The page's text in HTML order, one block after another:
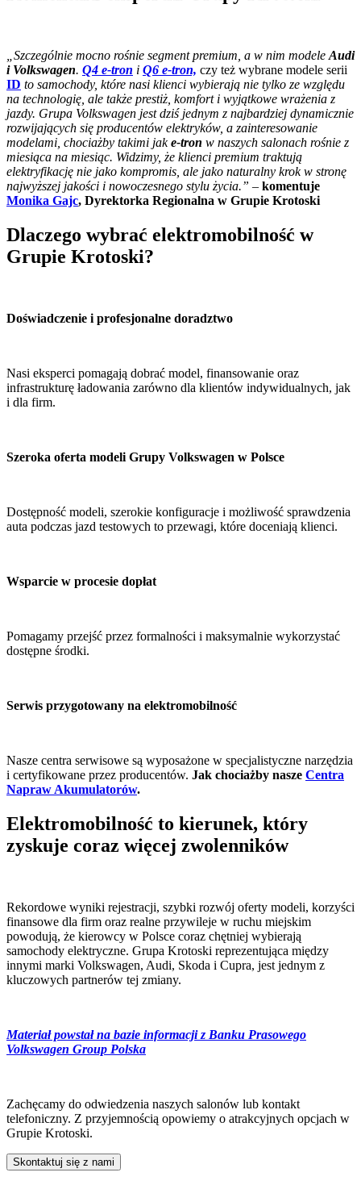
„Szczególnie mocno rośnie segment premium, a w nim modele Audi
i Volkswagen. Q4 e-tron i Q6 e-tron, czy też wybrane modele serii
ID to samochody, które nasi klienci wybierają nie tylko ze względu
na technologię, ale także prestiż, komfort i wyjątkowe wrażenia z
jazdy. Grupa Volkswagen jest dziś jednym z najbardziej dynamicznie
rozwijających się producentów elektryków, a zainteresowanie
modelami, chociażby takimi jake-tron w naszych salonach rośnie z
miesiąca na miesiąc. Widzimy, że klienci premium traktują
elektryfikację nie jako kompromis, ale jako naturalny krok w stronę
najwyższej jakości i nowoczesnego stylu życia.” – komentuje
Monika Gajc, Dyrektorka Regionalna w Grupie Krotoski
Dlaczego wybrać elektromobilność w
Grupie Krotoski?
Doświadczenie i profesjonalne doradztwo
Nasi eksperci pomagają dobrać model, finansowanie oraz
infrastrukturę ładowania zarówno dla klientów indywidualnych, jak
i dla firm.
Szeroka oferta modeli Grupy Volkswagen w Polsce
Dostępność modeli, szerokie konfiguracje i możliwość sprawdzenia
auta podczas jazd testowych to przewagi, które doceniają klienci.
Wsparcie w procesie dopłat
Pomagamy przejść przez formalności i maksymalnie wykorzystać
dostępne środki.
Serwis przygotowany na elektromobilność
Nasze centra serwisowe są wyposażone w specjalistyczne narzędzia
i certyfikowane przez producentów. Jak chociażby nasze Centra
Napraw Akumulatorów.
Elektromobilność to kierunek, który
zyskuje coraz więcej zwolenników
Rekordowe wyniki rejestracji, szybki rozwój oferty modeli, korzyści
finansowe dla firm oraz realne przywileje w ruchu miejskim
powodują, że kierowcy w Polsce coraz chętniej wybierają
samochody elektryczne. Grupa Krotoski reprezentująca między
innymi marki Volkswagen, Audi, Skoda i Cupra, jest jednym z
kluczowych partnerów tej zmiany.
Materiał powstał na bazie informacji z Banku Prasowego
Volkswagen Group Polska
Zachęcamy do odwiedzenia naszych salonów lub kontakt
telefoniczny. Z przyjemnością opowiemy o atrakcyjnych opcjach w
Grupie Krotoski.
Skontaktuj się z nami